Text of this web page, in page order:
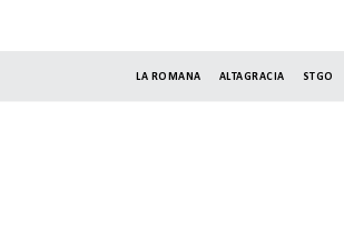
LA ROMANA ALTAGRACIA STGO